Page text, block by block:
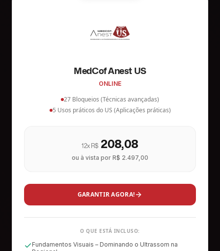
MedCof Anest US
ONLINE
27 Bloqueios (Técnicas avançadas)
5 Usos práticos do US (Aplicações práticas)
12x R$ 208,08
ou à vista por R$ 2.497,00
GARANTIR AGORA!
O QUE ESTÁ INCLUSO:
Fundamentos Visuais – Dominando o Ultrassom na